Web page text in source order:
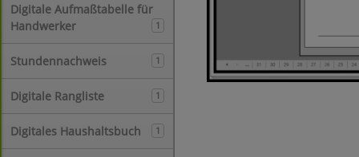
Digitale Aufmaßtabelle für
Handwerker
1
Stundennachweis 1
Digitale Rangliste 1
Digitales Haushaltsbuch 1